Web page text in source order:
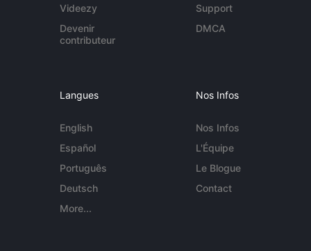
Videezy
Devenir
contributeur
Support
DMCA
Langues
English
Español
Português
Deutsch
More...
Nos Infos
Nos Infos
L'Équipe
Le Blogue
Contact